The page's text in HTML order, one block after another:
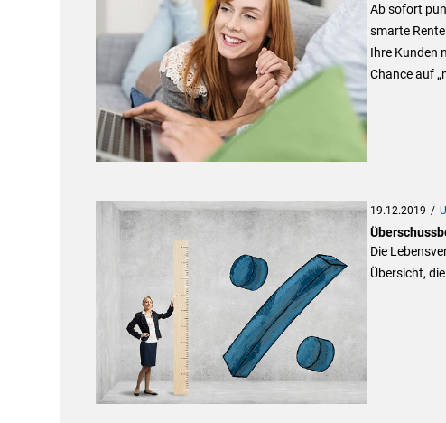
Ab sofort
smarte
Ihre Kunden
Chance auf
19.12.2019
Die
Übersicht,